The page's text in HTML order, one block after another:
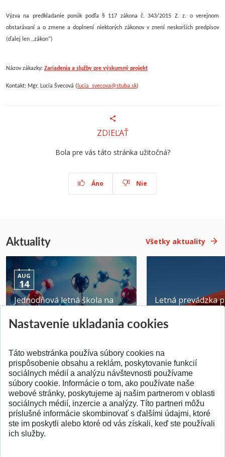
Výzva na predkladanie ponúk podľa § 117 zákona č. 343/2015 Z. z. o verejnom
obstarávaní a o zmene a doplnení niektorých zákonov v znení neskorších predpisov
(ďalej len ,,zákon“)
Názov zákazky: Zariadenia a služby pre výskumný projekt
Kontakt: Mgr. Lucia Švecová ( lucia_svecova@stuba.sk)
ZDIEĽAŤ
Bola pre vás táto stránka užitočná?
Áno Nie
Aktuality Všetky aktuality
AUG
14
Jednodňová letná škola na
Pridané 28.07.2026
Letná prevádzka
Pridané 23.06.2026
SPÄŤ NA VRCH
Nastavenie ukladania cookies
Táto webstránka používa súbory cookies na
prispôsobenie obsahu a reklám, poskytovanie funkcií
sociálnych médií a analýzu návštevnosti používame
súbory cookie. Informácie o tom, ako používate naše
webové stránky, poskytujeme aj našim partnerom v oblasti
sociálnych médií, inzercie a analýzy. Títo partneri môžu
príslušné informácie skombinovať s ďalšími údajmi, ktoré
ste im poskytli alebo ktoré od vás získali, keď ste používali
ich služby.